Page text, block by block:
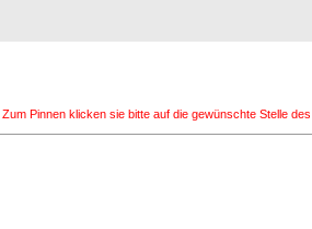
Zum Pinnen klicken sie bitte auf die gewünschte Stelle des